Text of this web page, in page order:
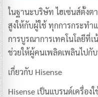
ในฐานะบริษัท ไฮเซ่นส์ตั้ง
สูงให้กับผู้ใช้ ทุกการกระทำ
การบูรณาการเทคโนโลยีที่
ช่วยให้ผู้คนเพลิดเพลินไปกั
เกี่ยวกับ Hisense
Hisense เป็นแบรนด์เครื่อง